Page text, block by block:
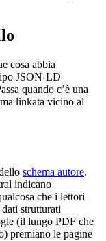
cosa abbia
JSON-LD
quando c’è una
linkata vicino al
schema autore.
indicano
che i lettori
strutturati
(il lungo PDF che
premiano le pagine